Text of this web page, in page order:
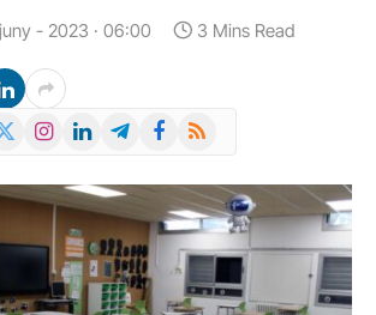
- 2023 · 06:00 3 Mins Read
Instagram
LinkedInTelegramFacebook
RSS